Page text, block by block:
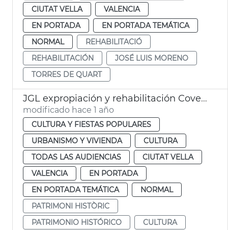
CIUTAT VELLA
VALENCIA
EN PORTADA
EN PORTADA TEMÁTICA
NORMAL
REHABILITACIÓ
REHABILITACIÓN
JOSÉ LUIS MORENO
TORRES DE QUART
JGL expropiación y rehabilitación Covetes de Sant Joan
modificado hace 1 año
CULTURA Y FIESTAS POPULARES
URBANISMO Y VIVIENDA
CULTURA
TODAS LAS AUDIENCIAS
CIUTAT VELLA
VALENCIA
EN PORTADA
EN PORTADA TEMÁTICA
NORMAL
PATRIMONI HISTÒRIC
PATRIMONIO HISTÓRICO
CULTURA